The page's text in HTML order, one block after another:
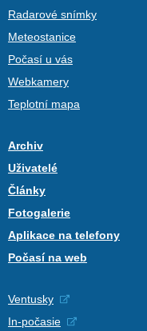
Radarové snímky
Meteostanice
Počasí u vás
Webkamery
Teplotní mapa
Archiv
Uživatelé
Články
Fotogalerie
Aplikace na telefony
Počasí na web
Ventusky
In-počasie